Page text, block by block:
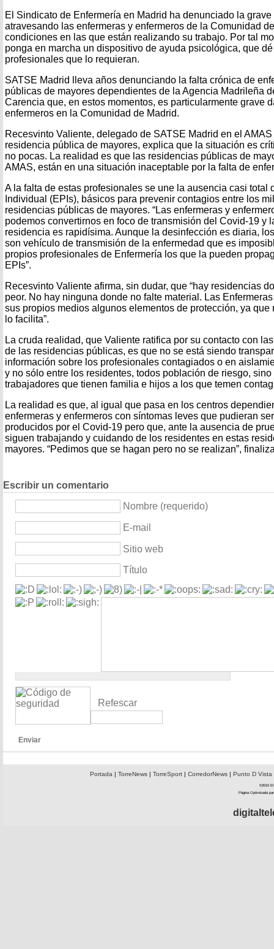
El Sindicato de Enfermería en Madrid ha denunciado la
atravesando las enfermeras y enfermeros de la Comunidad
condiciones en las que están realizando su trabajo. Por tal
ponga en marcha un dispositivo de ayuda psicológica, que
profesionales que lo requieran.
SATSE Madrid lleva años denunciando la falta crónica de
públicas de mayores dependientes de la Agencia Madrileña
Carencia que, en estos momentos, es particularmente grave
enfermeros en la Comunidad de Madrid.
Recesvinto Valiente, delegado de SATSE Madrid en el
residencia pública de mayores, explica que la situación es
no pocas. La realidad es que las residencias públicas de
AMAS, están en una situación inaceptable por la falta de
A la falta de estas profesionales se une la ausencia casi total
Individual (EPIs), básicos para prevenir contagios entre los
residencias públicas de mayores. “Las enfermeras y
podemos convertirnos en foco de transmisión del Covid-19 y
residencia es rapidísima. Aunque la desinfección es diaria,
son vehículo de transmisión de la enfermedad que es
propios profesionales de Enfermería los que la pueden
EPIs”.
Recesvinto Valiente afirma, sin dudar, que “hay residencias
peor. No hay ninguna donde no falte material. Las
sus propios medios algunos elementos de protección, ya
lo facilita”.
La cruda realidad, que Valiente ratifica por su contacto con
de las residencias públicas, es que no se está siendo
información sobre los profesionales contagiados o en
y no sólo entre los residentes, todos población de riesgo,
trabajadores que tienen familia e hijos a los que temen
La realidad es que, al igual que pasa en los centros
enfermeras y enfermeros con síntomas leves que pudieran
producidos por el Covid-19 pero que, ante la ausencia de
siguen trabajando y cuidando de los residentes en estas
mayores. “Pedimos que se hagan pero no se realizan”,
Escribir un comentario
Nombre (requerido)
E-mail
Sitio web
Título
Refescar
Enviar
Portada| TorreNews| TorreSport| CorredorNews| Punto D Vista
©2010 El
Página Optimizada